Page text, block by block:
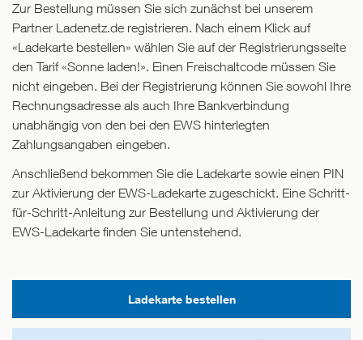
Zur Bestellung müssen Sie sich zunächst bei unserem
Partner Ladenetz.de registrieren. Nach einem Klick auf
«Ladekarte bestellen» wählen Sie auf der Registrierungsseite
den Tarif «Sonne laden!». Einen Freischaltcode müssen Sie
nicht eingeben. Bei der Registrierung können Sie sowohl Ihre
Rechnungsadresse als auch Ihre Bankverbindung
unabhängig von den bei den EWS hinterlegten
Zahlungsangaben eingeben.
Anschließend bekommen Sie die Ladekarte sowie einen PIN
zur Aktivierung der EWS-Ladekarte zugeschickt. Eine Schritt-
für-Schritt-Anleitung zur Bestellung und Aktivierung der
EWS-Ladekarte finden Sie untenstehend.
Ladekarte bestellen